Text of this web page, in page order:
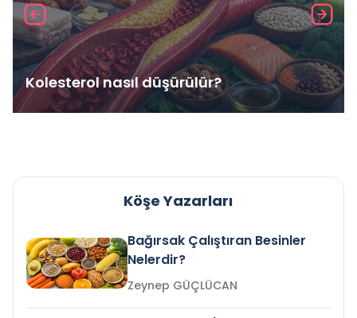
Kolesterol nasıl düşürülür?
Köşe Yazarları
Bağırsak Çalıştıran Besinler
Nelerdir?
Zeynep GÜÇLÜCAN